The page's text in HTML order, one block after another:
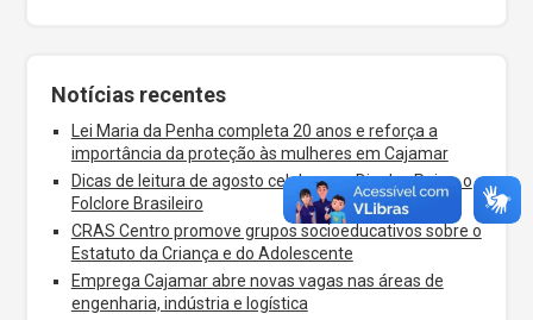
Notícias recentes
Lei Maria da Penha completa 20 anos e reforça a
importância da proteção às mulheres em Cajamar
Dicas de leitura de agosto celebram o Dia dos Pais e o
Folclore Brasileiro
CRAS Centro promove grupos socioeducativos sobre o
Estatuto da Criança e do Adolescente
Emprega Cajamar abre novas vagas nas áreas de
engenharia, indústria e logística